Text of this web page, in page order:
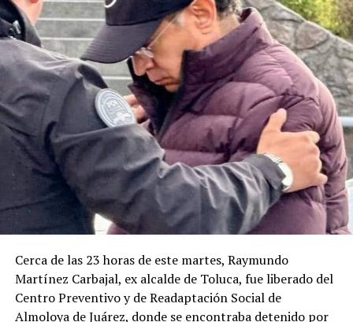
Cerca de las 23 horas de este martes, Raymundo
Martínez Carbajal, ex alcalde de Toluca, fue liberado del
Centro Preventivo y de Readaptación Social de
Almoloya de Juárez, donde se encontraba detenido por